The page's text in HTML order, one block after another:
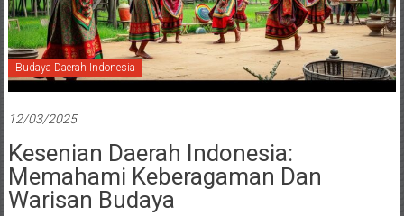
Budaya Daerah Indonesia
12/03/2025
Kesenian Daerah Indonesia:
Memahami Keberagaman Dan
Warisan Budaya